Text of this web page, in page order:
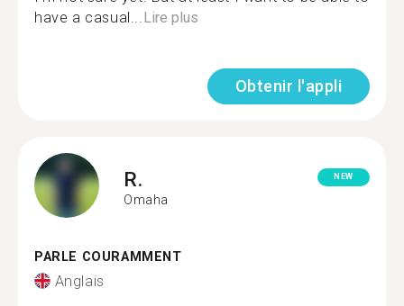
have a casual...Lire plus
Obtenir l'appli
R.
Omaha
NEW
PARLE COURAMMENT
Anglais